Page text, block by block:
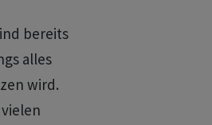
bereits
alles
wird.